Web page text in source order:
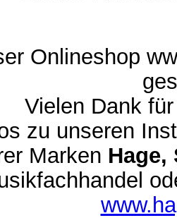
Onlineshop
Vielen Dank
zu unseren
Marken Hage,